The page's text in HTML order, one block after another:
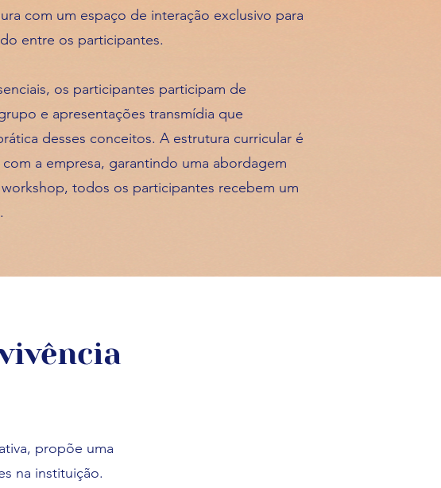
com um espaço de interação exclusivo para
entre os participantes.
os participantes participam de
e apresentações transmídia que
desses conceitos. A estrutura curricular é
a empresa, garantindo uma abordagem
todos os participantes recebem um
propõe uma
na instituição.